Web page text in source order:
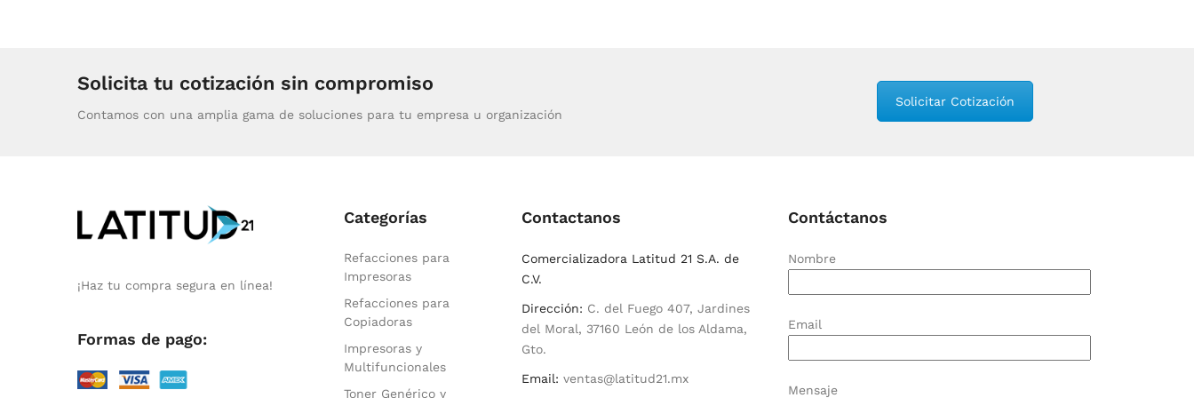
Solicita tu cotización sin compromiso
Contamos con una amplia gama de soluciones para tu empresa u organización
Solicitar Cotización
¡Haz tu compra segura en línea!
Formas de pago:
Categorías
Refacciones para
Impresoras
Refacciones para
Copiadoras
Impresoras y
Multifuncionales
Toner Genérico y
Contactanos
Comercializadora Latitud 21 S.A. de
C.V.
Dirección: C. del Fuego 407, Jardines
del Moral, 37160 León de los Aldama,
Gto.
Email: ventas@latitud21.mx
Contáctanos
Nombre
Email
Mensaje